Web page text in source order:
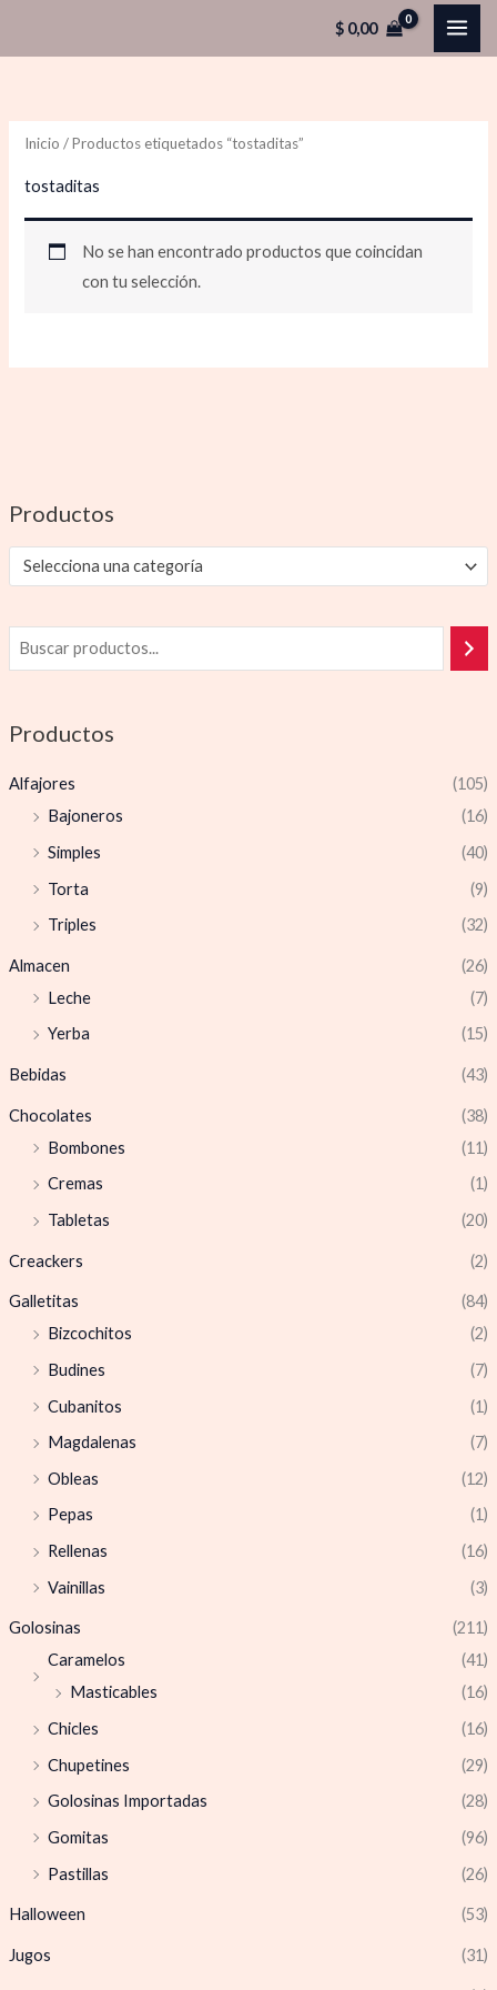
$0,00
Productos
Selecciona una categoría
Productos
Alfajores
(105)
Bajoneros
(16)
Simples
(40)
Torta
(9)
Triples
(32)
Almacen
(26)
Leche
(7)
Yerba
(15)
Bebidas (43)
Chocolates
(38)
Bombones
(11)
Cremas
(1)
Tabletas
(20)
Creackers (2)
Galletitas
(84)
Bizcochitos
(2)
Budines
(7)
Cubanitos
(1)
Magdalenas
(7)
Obleas
(12)
Pepas
(1)
Rellenas
(16)
Vainillas
(3)
Golosinas
(211)
Caramelos
(41)
Masticables
(16)
Chicles
(16)
Chupetines
(29)
Golosinas Importadas
(28)
Gomitas
(96)
Pastillas
(26)
Halloween (53)
Jugos (31)
Inicio / Productos etiquetados “tostaditas”
tostaditas
No se han encontrado productos que coincidan
con tu selección.